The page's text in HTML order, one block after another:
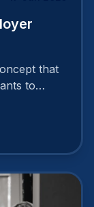
that
to
clear, you
it to be